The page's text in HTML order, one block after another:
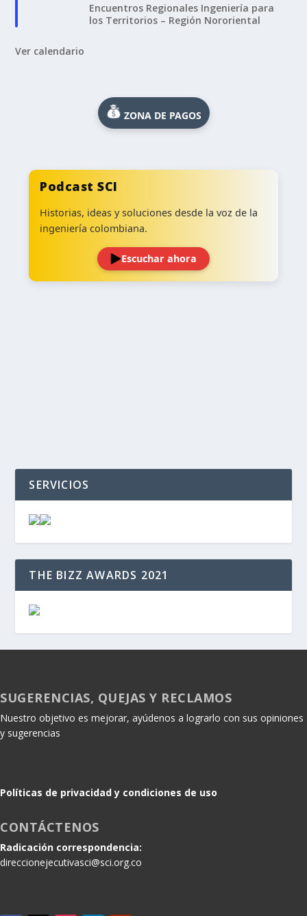
Encuentros Regionales Ingeniería para
los Territorios – Región Nororiental
Ver calendario
ZONA DE PAGOS
Podcast SCI
Historias, ideas y soluciones desde la voz de la
ingeniería colombiana.
Escuchar ahora
SERVICIOS
THE BIZZ AWARDS 2021
SUGERENCIAS, QUEJAS Y RECLAMOS
Nuestro objetivo es mejorar, ayúdenos a lograrlo con sus opiniones
y sugerencias
Políticas de privacidad y condiciones de uso
CONTÁCTENOS
Radicación correspondencia:
direccionejecutivasci@sci.org.co